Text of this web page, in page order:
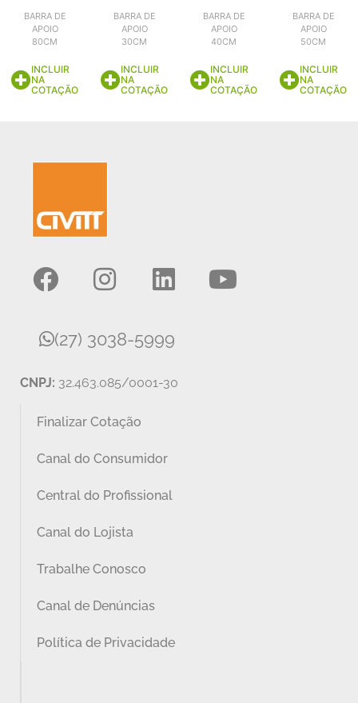
BARRA DE
APOIO
80CM
INCLUIR
NA
COTAÇÃO
BARRA DE
APOIO
30CM
INCLUIR
NA
COTAÇÃO
BARRA DE
APOIO
40CM
INCLUIR
NA
COTAÇÃO
BARRA DE
APOIO
50CM
INCLUIR
NA
COTAÇÃO
(27) 3038-5999
CNPJ: 32.463.085/0001-30
Finalizar Cotação
Canal do Consumidor
Central do Profissional
Canal do Lojista
Trabalhe Conosco
Canal de Denúncias
Política de Privacidade